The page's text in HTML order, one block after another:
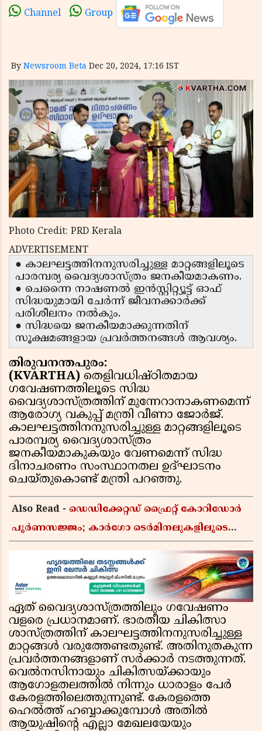
Channel Group
By Newsroom Beta Dec 20, 2024, 17:16 IST
Photo Credit: PRD Kerala
ADVERTISEMENT
● കാലഘട്ടത്തിനനുസരിച്ചുള്ള മാറ്റങ്ങളിലൂടെ
പാരമ്പര്യ വൈദ്യശാസ്ത്രം ജനകീയമാകണം.
● ചെന്നൈ നാഷണല്‍ ഇന്‍സ്റ്റിറ്റ്യൂട്ട് ഓഫ്
സിദ്ധയുമായി ചേര്‍ന്ന് ജീവനക്കാര്‍ക്ക്
പരിശീലനം നല്‍കും.
● സിദ്ധയെ ജനകീയമാക്കുന്നതിന്
സൂക്ഷമങ്ങളായ പ്രവര്‍ത്തനങ്ങള്‍ ആവശ്യം.
തിരുവനന്തപുരം:
(KVARTHA) തെളിവധിഷ്ഠിതമായ
ഗവേഷണത്തിലൂടെ സിദ്ധ
വൈദ്യശാസ്ത്രത്തിന് മുന്നേറാനാകണമെന്ന്
ആരോഗ്യ വകുപ്പ് മന്ത്രി വീണാ ജോര്‍ജ്.
കാലഘട്ടത്തിനനുസരിച്ചുള്ള മാറ്റങ്ങളിലൂടെ
പാരമ്പര്യ വൈദ്യശാസ്ത്രം
ജനകീയമാകുകയും വേണമെന്ന് സിദ്ധ
ദിനാചരണം സംസ്ഥാനതല ഉദ്ഘാടനം
ചെയ്തുകൊണ്ട് മന്ത്രി പറഞ്ഞു.
Also Read - ഡെഡിക്കേറ്റഡ് ഫ്രൈറ്റ് കോറിഡോർ
പൂർണസജ്ജം; കാർഗോ ടെർമിനലുകളിലൂടെ
വൻ കുതിപ്പ്
ഏത് വൈദ്യശാസ്ത്രത്തിലും ഗവേഷണം
വളരെ പ്രധാനമാണ്. ഭാരതീയ ചികിത്സാ
ശാസ്ത്രത്തിന് കാലഘട്ടത്തിനനുസരിച്ചുള്ള
മാറ്റങ്ങള്‍ വരുത്തേണ്ടതുണ്ട്. അതിനുതകുന്ന
പ്രവര്‍ത്തനങ്ങളാണ് സര്‍ക്കാര്‍ നടത്തുന്നത്.
വെല്‍നസിനായും ചികിത്സയ്ക്കായും
ആഗോളതലത്തില്‍ നിന്നും ധാരാളം പേര്‍
കേരളത്തിലെത്തുന്നുണ്ട്. കേരളത്തെ
ഹെല്‍ത്ത് ഹബ്ബാക്കുമ്പോള്‍ അതില്‍
ആയുഷിന്റെ എല്ലാ മേഖലയേയും